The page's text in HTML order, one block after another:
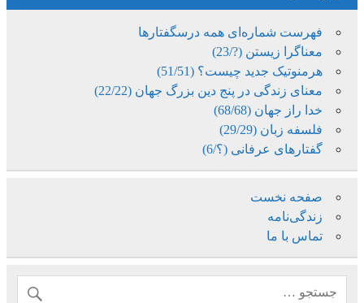
فهرست شماره‌ای همه درسگفتارها
معناگرا زیستن (?/23)
هرمنوتیک جدید چیست؟ (51/51)
معنای زندگی در پنج دین بزرگ جهان (22/22)
خدا راز جهان (68/68)
فلسفه زبان (29/29)
گفتارهای عرفانی (؟/6)
صفحه نخست
زندگی‌نامه
تماس با ما